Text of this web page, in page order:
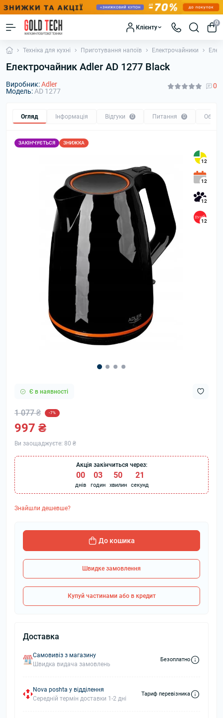
Клієнту
0
Техніка для кухні Приготування напоїв Електрочайники
Електрочайник Adler AD 1277 Black
Виробник:Adler
Модель:AD 1277
0
Огляд Інформація Відгуки 0 Питання 0 Обмін
ЗАКІНЧУЄТЬСЯ ЗНИЖКА
12
12
12
12
Є в наявності
1 077 ₴ -7%
997 ₴
Ви заощаджуєте: 80 ₴
Акція закінчиться через:
00
днів
03
годин
50
хвилин
20
секунд
Знайшли дешевше?
До кошика
Швидке замовлення
Купуй частинами або в кредит
Доставка
Самовивіз з магазину
Швидка видача замовлень
Безоплатно
Nova poshta у відділення
Середній термін доставки 1-2 дні
Тариф перевізника